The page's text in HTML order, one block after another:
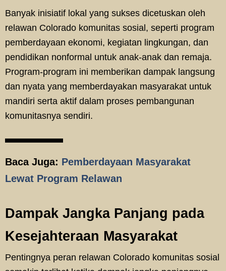
Banyak inisiatif lokal yang sukses dicetuskan oleh
relawan Colorado komunitas sosial, seperti program
pemberdayaan ekonomi, kegiatan lingkungan, dan
pendidikan nonformal untuk anak-anak dan remaja.
Program-program ini memberikan dampak langsung
dan nyata yang memberdayakan masyarakat untuk
mandiri serta aktif dalam proses pembangunan
komunitasnya sendiri.
Baca Juga: Pemberdayaan Masyarakat
Lewat Program Relawan
Dampak Jangka Panjang pada
Kesejahteraan Masyarakat
Pentingnya peran relawan Colorado komunitas sosial